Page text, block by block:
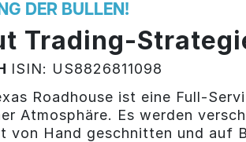
DER BULLEN!
Trading-
ISIN: US8826811098
Roadhouse ist eine Full-
Atmosphäre. Es werden
von Hand geschnitten und auf